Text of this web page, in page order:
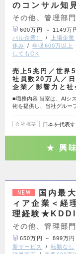
のコンサル知
その他、管理部
600万円 ～ 1149万
バル企業）
上場企業
休み
年収600万以上
してもOK
売上5兆円／世界
社員数20万人／
企業／影響力と
■職務内容 当室は、AIシ
術を提供し、当社グルー
会社概要 日本を代表
興
NEW
国内最
ィア企業＜経
理経験★KDDI
その他、管理部
650万円 ～ 899万円
新サービス
転勤なし